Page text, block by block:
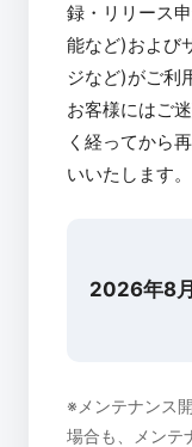
録・リリース
能など)および
ジなど)がご利
お客様にはご
く経ってから
いいたします。
2026年8
※メンテナンス
場合も、メンテ